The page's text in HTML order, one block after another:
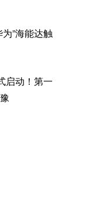
”海能达触
启动！第一